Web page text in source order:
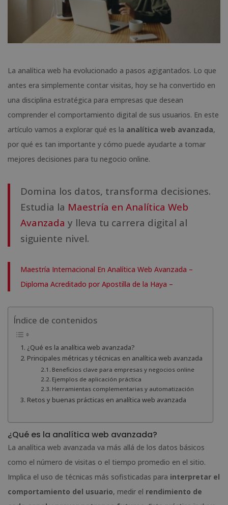
La analítica web ha evolucionado a pasos agigantados. Lo que
antes era simplemente contar visitas, hoy se ha convertido en
una disciplina estratégica para empresas que desean
comprender el comportamiento digital de sus usuarios. En este
artículo vamos a explorar qué es la analítica web avanzada,
por qué es tan importante y cómo puede ayudarte a tomar
mejores decisiones para tu negocio online.
Domina los datos, transforma decisiones.
Estudia la Maestría en Analítica Web
Avanzada y lleva tu carrera digital al
siguiente nivel.
Maestría Internacional En Analítica Web Avanzada –
Diploma Acreditado por Apostilla de la Haya –
Índice de contenidos
¿Qué es la analítica web avanzada?
Principales métricas y técnicas en analítica web avanzada
Beneficios clave para empresas y negocios online
Ejemplos de aplicación práctica
Herramientas complementarias y automatización
Retos y buenas prácticas en analítica web avanzada
¿Qué es la analítica web avanzada?
La analítica web avanzada va más allá de los datos básicos
como el número de visitas o el tiempo promedio en el sitio.
Implica el uso de técnicas más sofisticadas para interpretar el
comportamiento del usuario, medir el rendimiento de